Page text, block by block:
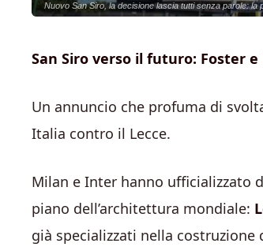
Nuovo San Siro, la decisione lascia tutti senza parole: la
San Siro verso il futuro: Foster
Un annuncio che profuma di
Italia contro il Lecce.
Milan e Inter hanno ufficializzato
piano dell’architettura mondiale:
già specializzati nella